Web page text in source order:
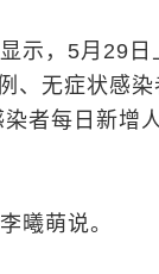
示，5月29日
、无症状感
者每日新增
曦萌说。